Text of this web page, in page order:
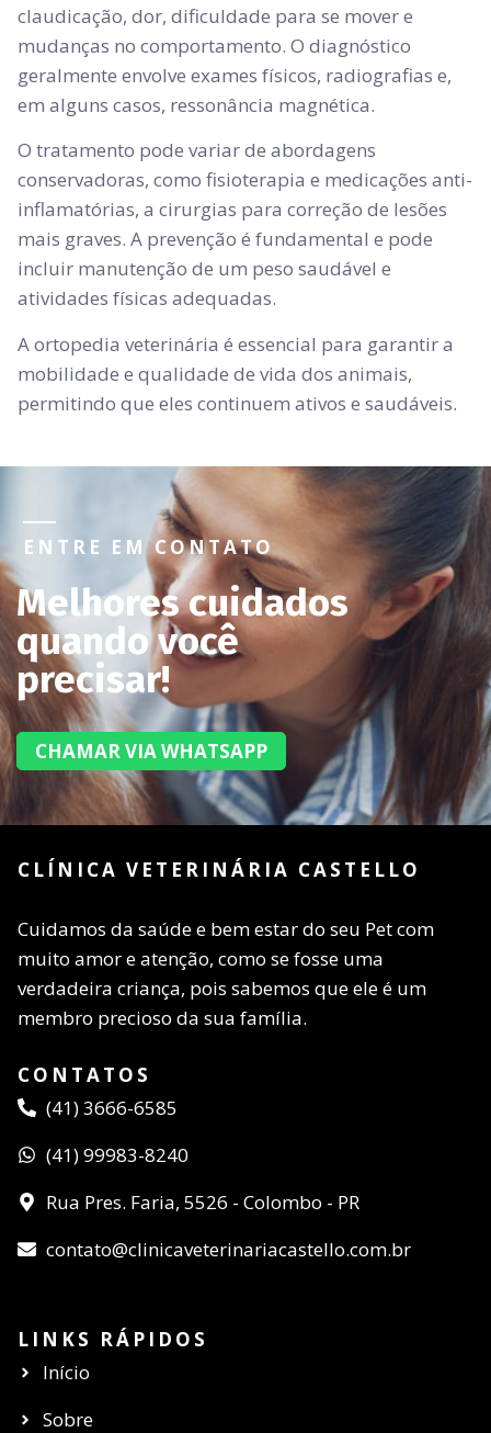
claudicação, dor, dificuldade para se mover e
mudanças no comportamento. O diagnóstico
geralmente envolve exames físicos, radiografias e,
em alguns casos, ressonância magnética.
O tratamento pode variar de abordagens
conservadoras, como fisioterapia e medicações anti-
inflamatórias, a cirurgias para correção de lesões
mais graves. A prevenção é fundamental e pode
incluir manutenção de um peso saudável e
atividades físicas adequadas.
A ortopedia veterinária é essencial para garantir a
mobilidade e qualidade de vida dos animais,
permitindo que eles continuem ativos e saudáveis.
ENTRE EM CONTATO
Melhores cuidados
quando você
precisar!
CHAMAR VIA WHATSAPP
CLÍNICA VETERINÁRIA CASTELLO
Cuidamos da saúde e bem estar do seu Pet com
muito amor e atenção, como se fosse uma
verdadeira criança, pois sabemos que ele é um
membro precioso da sua família.
CONTATOS
(41) 3666-6585
(41) 99983-8240
Rua Pres. Faria, 5526 - Colombo - PR
contato@clinicaveterinariacastello.com.br
LINKS RÁPIDOS
Início
Sobre